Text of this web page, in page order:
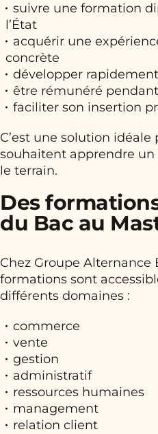
suivre une formation
l’État
acquérir une
concrète
développer
être rémunéré
faciliter son insertion
C’est une solution
souhaitent apprendre
le terrain.
Des
du Bac au
Chez Groupe Alternance
formations sont
différents domaines :
commerce
vente
gestion
administratif
ressources humaines
management
relation client